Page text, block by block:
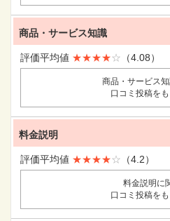
商品・サービス知識
評価平均値 ★★★★☆ （4.08）
商品・サービス
口コミ投稿を
料金説明
評価平均値 ★★★★☆ （4.2）
料金説明に
口コミ投稿を